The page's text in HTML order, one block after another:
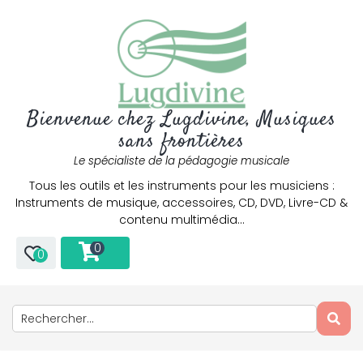
Bienvenue chez Lugdivine, Musiques
sans frontières
Le spécialiste de la pédagogie musicale
Tous les outils et les instruments pour les musiciens :
Instruments de musique, accessoires, CD, DVD, Livre-CD &
contenu multimédia…
0 0
Only play atJoo casinoif you really want to win a huge
amount on your credits!